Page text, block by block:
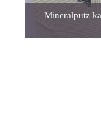
Mineralputz